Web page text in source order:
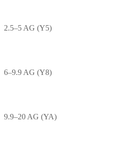
2.5–5 AG (Y5)
6–9.9 AG (Y8)
9.9–20 AG (YA)